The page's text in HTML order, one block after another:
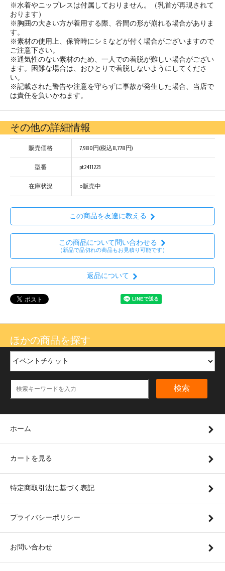
※水着やニップレスは付属しておりません。（乳首が再現されて
おります）
※胸囲の大きい方が着用する際、谷間の形が崩れる場合がありま
す。
※素材の使用上、保管時にシミなどが付く場合がございますので
ご注意下さい。
※通気性のない素材のため、一人での着脱が難しい場合がござい
ます。困難な場合は、おひとりで着脱しないようにしてくださ
い。
※記載された警告や注意を守らずに事故が発生した場合、当店で
は責任を負いかねます。
その他の詳細情報
販売価格 7,980円(税込8,778円)
型番 pt2411223
在庫状況 ○販売中
この商品を友達に教える
この商品について問い合わせる
（新品で品切れの商品もお見積り可能です）
返品について
ほかの商品を探す
検索
ホーム
カートを見る
特定商取引法に基づく表記
プライバシーポリシー
お問い合わせ